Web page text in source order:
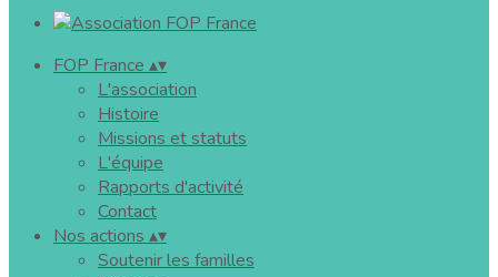
FOP France ▴▾
L'association
Histoire
Missions et statuts
L'équipe
Rapports d'activité
Contact
Nos actions ▴▾
Soutenir les familles